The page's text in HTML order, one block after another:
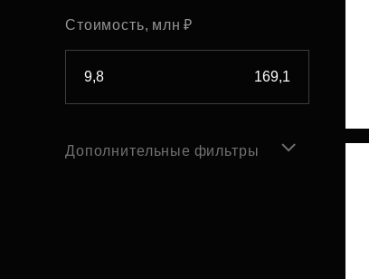
Стоимость, млн ₽
Дополнительные фильтры